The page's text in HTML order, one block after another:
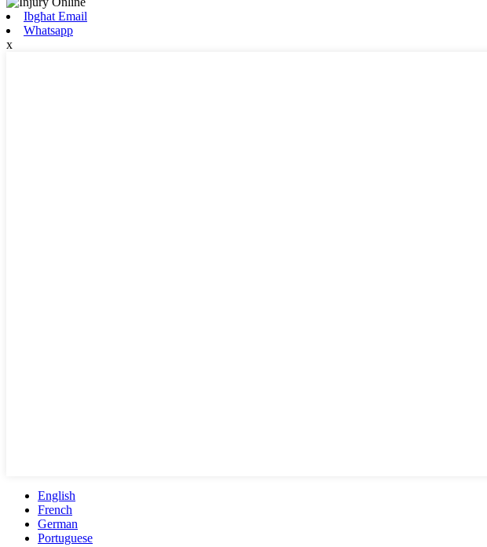
Ibgħat Email
Whatsapp
x
English
French
German
Portuguese